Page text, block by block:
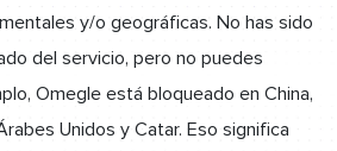
y/o geográficas. No has sido
del servicio, pero no puedes
Omegle está bloqueado en China,
Unidos y Catar. Eso significa